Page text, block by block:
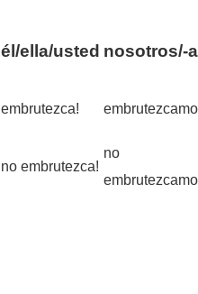
él/ella/usted nosotros/-
embrutezca!
no embrutezca!
no